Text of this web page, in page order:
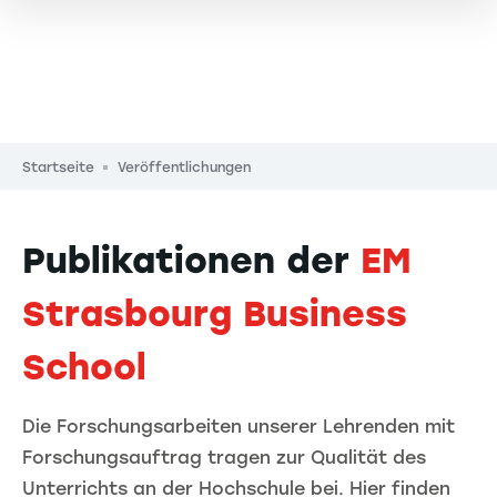
Pfadnavigation
Startseite Veröffentlichungen
Publikationen der EM
Strasbourg Business
School
Die Forschungsarbeiten unserer Lehrenden mit
Forschungsauftrag tragen zur Qualität des
Unterrichts an der Hochschule bei. Hier finden